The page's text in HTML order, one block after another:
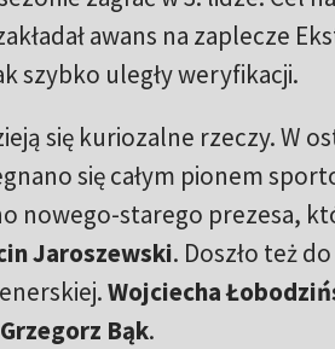
awans na zaplecze
szybko uległy weryfikacji.
się kuriozalne rzeczy. W
się całym pionem
nowego-starego prezesa,
Jaroszewski. Doszło też
Wojciecha
Grzegorz Bąk.